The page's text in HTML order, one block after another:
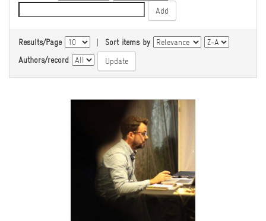
Results/Page | Sort items by
Authors/record